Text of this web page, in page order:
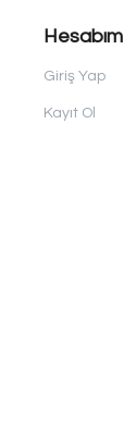
Hesabım
Giriş Yap
Kayıt Ol